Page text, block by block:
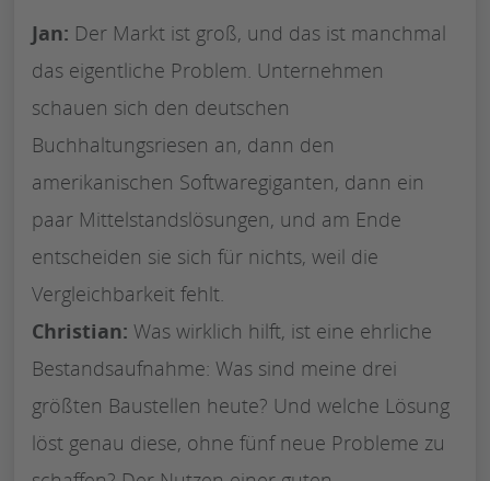
Jan: Der Markt ist groß, und das ist manchmal
das eigentliche Problem. Unternehmen
schauen sich den deutschen
Buchhaltungsriesen an, dann den
amerikanischen Softwaregiganten, dann ein
paar Mittelstandslösungen, und am Ende
entscheiden sie sich für nichts, weil die
Vergleichbarkeit fehlt.
Christian: Was wirklich hilft, ist eine ehrliche
Bestandsaufnahme: Was sind meine drei
größten Baustellen heute? Und welche Lösung
löst genau diese, ohne fünf neue Probleme zu